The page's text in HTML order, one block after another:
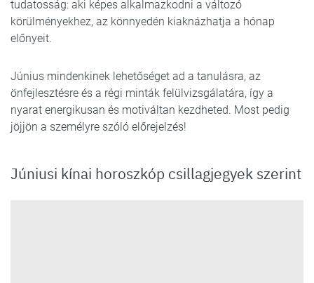
tudatosság: aki képes alkalmazkodni a változó
körülményekhez, az könnyedén kiaknázhatja a hónap
előnyeit.
Június mindenkinek lehetőséget ad a tanulásra, az
önfejlesztésre és a régi minták felülvizsgálatára, így a
nyarat energikusan és motiváltan kezdheted. Most pedig
jöjjön a személyre szóló előrejelzés!
Júniusi kínai horoszkóp csillagjegyek szerint